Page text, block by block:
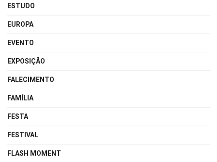
ESTUDO
EUROPA
EVENTO
EXPOSIÇÃO
FALECIMENTO
FAMÍLIA
FESTA
FESTIVAL
FLASH MOMENT